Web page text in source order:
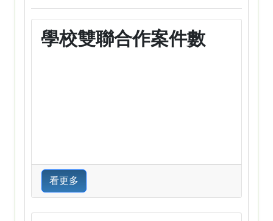
學校雙聯合作案件數
看更多